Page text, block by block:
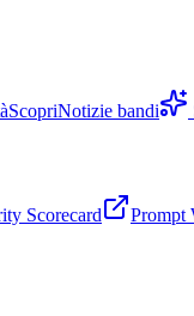
ScopriNotizie bandi
Scorecard Prompt